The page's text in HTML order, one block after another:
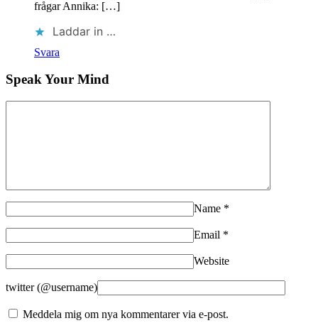
frågar Annika: […]
Laddar in …
Svara
Speak Your Mind
Name *
Email *
Website
twitter (@username)
Meddela mig om nya kommentarer via e-post.